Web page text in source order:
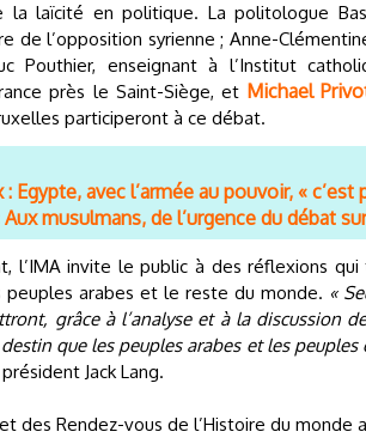
la laïcité en politique. La politologue
de l’opposition syrienne ; Anne-
Pouthier, enseignant à l’Institut
près le Saint-Siège, et Michael
participeront à ce débat.
Egypte, avec l’armée au pouvoir, «
musulmans, de l’urgence du débat
l’IMA invite le public à des réflexions
arabes et le reste du monde. «
grâce à l’analyse et à la discussion
que les peuples arabes et les
Jack Lang.
des Rendez-vous de l’Histoire du monde